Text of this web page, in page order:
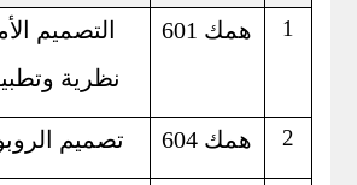
1 همك 601
التصميم
نظرية
2 همك 604 تصميم